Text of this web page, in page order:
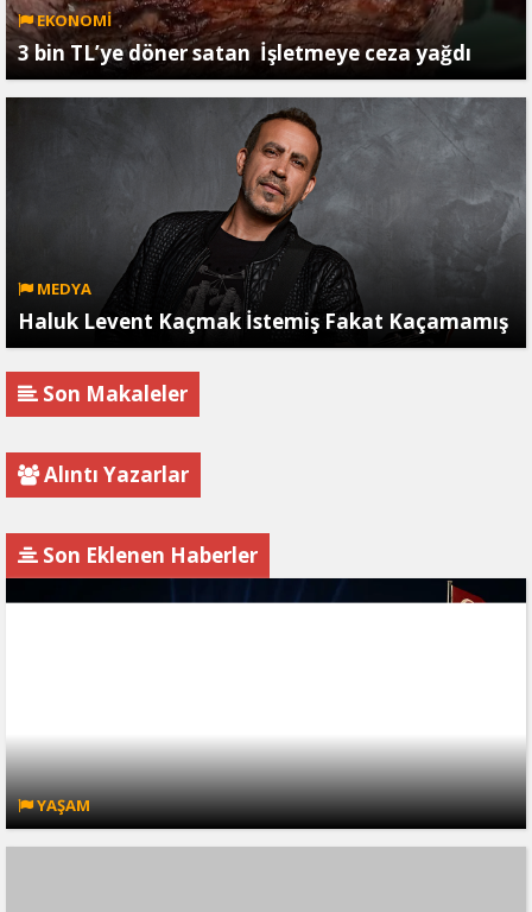
EKONOMİ
3 bin TL’ye döner satan İşletmeye ceza yağdı
MEDYA
Haluk Levent Kaçmak İstemiş Fakat Kaçamamış
Son Makaleler
Alıntı Yazarlar
Son Eklenen Haberler
YAŞAM